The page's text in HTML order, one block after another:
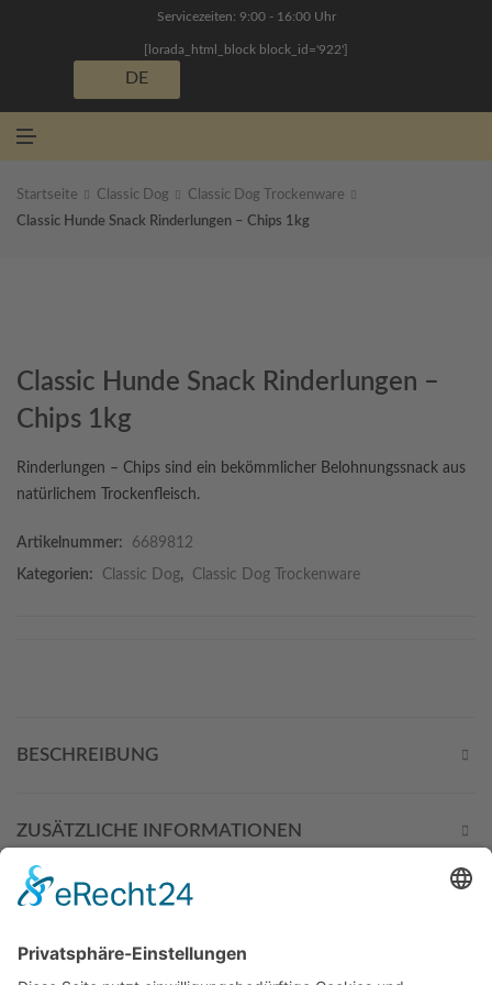
Servicezeiten: 9:00 - 16:00 Uhr
[lorada_html_block block_id='922']
DE
Startseite Classic Dog
Classic Dog Trockenware
Classic Hunde Snack Rinderlungen – Chips 1kg
Classic Hunde Snack Rinderlungen –
Chips 1kg
Rinderlungen – Chips sind ein bekömmlicher Belohnungssnack aus
natürlichem Trockenfleisch.
Artikelnummer: 6689812
Kategorien: Classic Dog, Classic Dog Trockenware
BESCHREIBUNG
ZUSÄTZLICHE INFORMATIONEN
DIESE PRODUKTE KÖNNTEN